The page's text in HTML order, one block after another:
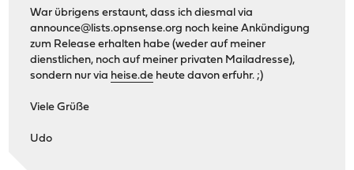
War übrigens erstaunt, dass ich diesmal via
announce@lists.opnsense.org noch keine Ankündigung
zum Release erhalten habe (weder auf meiner
dienstlichen, noch auf meiner privaten Mailadresse),
sondern nur via heise.de heute davon erfuhr. ;)
Viele Grüße
Udo